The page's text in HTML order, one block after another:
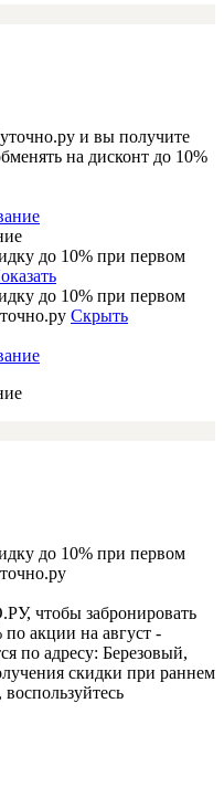
и вы получите
на дисконт до 10%
до 10% при первом
до 10% при первом
Скрыть
до 10% при первом
чтобы забронировать
по акции на август -
по адресу: Березовый,
скидки при раннем